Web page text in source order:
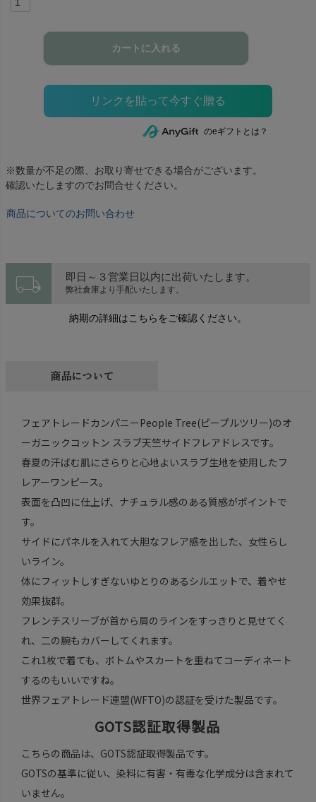
カートに入れる
のeギフトとは？
※数量が不足の際、お取り寄せできる場合がございます。
確認いたしますのでお問合せください。
商品についてのお問い合わせ
local_shipping 即日～３営業日以内に出荷いたします。
弊社倉庫より手配いたします。
納期の詳細はこちらをご確認ください。
商品について
フェアトレードカンパニーPeople Tree(ピープルツリー)のオ
ーガニックコットン スラブ天竺サイドフレアドレスです。
春夏の汗ばむ肌にさらりと心地よいスラブ生地を使用したフ
レアーワンピース。
表面を凸凹に仕上げ、ナチュラル感のある質感がポイントで
す。
サイドにパネルを入れて大胆なフレア感を出した、女性らし
いライン。
体にフィットしすぎないゆとりのあるシルエットで、着やせ
効果抜群。
フレンチスリーブが首から肩のラインをすっきりと見せてく
れ、二の腕もカバーしてくれます。
これ1枚で着ても、ボトムやスカートを重ねてコーディネート
するのもいいですね。
世界フェアトレード連盟(WFTO)の認証を受けた製品です。
GOTS認証取得製品
こちらの商品は、GOTS認証取得製品です。
GOTSの基準に従い、染料に有害・有毒な化学成分は含まれて
いません。